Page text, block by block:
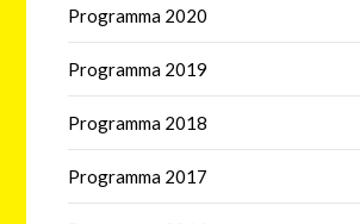
Programma 2020
Programma 2019
Programma 2018
Programma 2017